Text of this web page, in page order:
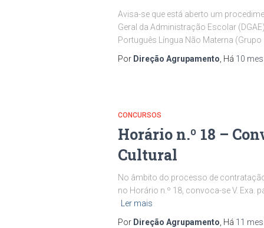
Avisa-se que está aberto um
Geral da Administração Escolar
Português Língua Não Materna
Por Direção Agrupamento , Há 10
CONCURSOS
Horário n.º 18 –
Cultural
No âmbito do processo de
no Horário n.º 18, convoca-se V. Exa.
Ler mais
Por Direção Agrupamento , Há 11